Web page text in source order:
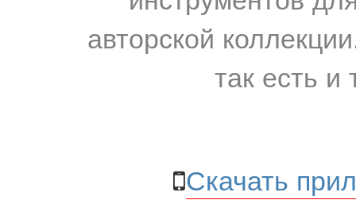
авторской
так есть и
Скачать